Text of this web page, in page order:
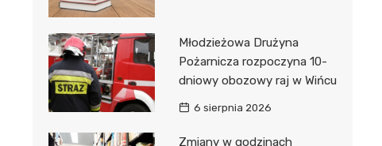
Młodzieżowa Drużyna
Pożarnicza rozpoczyna 10-
dniowy obozowy raj w Wińcu
6 sierpnia 2026
Zmiany w godzinach